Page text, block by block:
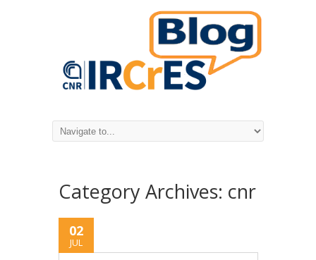
Category Archives: cnr
02
JUL